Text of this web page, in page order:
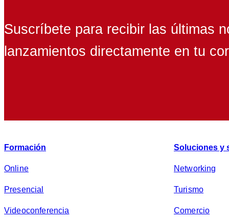
Suscríbete para recibir las últimas
lanzamientos directamente en tu
Formación
Online
Presencial
Videoconferencia
Soluciones y
Networking
Turismo
Comercio